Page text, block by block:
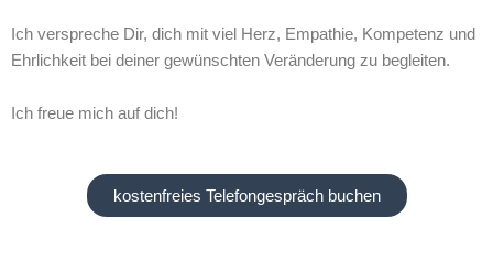
Ich verspreche Dir, dich mit viel Herz, Empathie, Kompetenz und
Ehrlichkeit bei deiner gewünschten Veränderung zu begleiten.
Ich freue mich auf dich!
kostenfreies Telefongespräch buchen